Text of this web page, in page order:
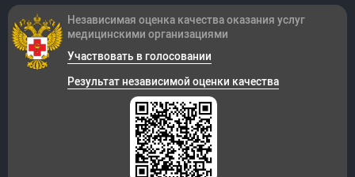
Независимая оценка качества оказания услуг
медицинскими организациями
Участвовать в голосовании
Результат независимой оценки качества